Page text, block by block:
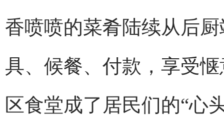
香喷喷的菜肴陆续从后
具、候餐、付款，享受
区食堂成了居民们的“心